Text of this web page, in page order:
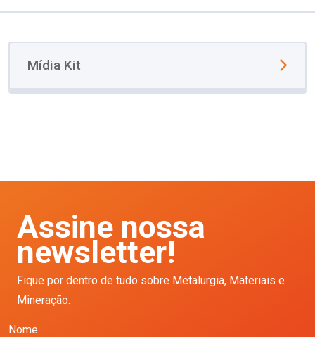
Mídia Kit
Assine nossa
newsletter!
Fique por dentro de tudo sobre Metalurgia, Materiais e
Mineração.
Nome